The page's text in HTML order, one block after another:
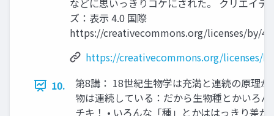
などに思いっきりコケにされた。 クリエイテ
ズ：表示 4.0 国際
https://creativecommons.org/licenses/by/
https://creativecommons.org/licenses/
10.
第8講： 18世紀生物学は充満と連続の原理が
物は連続している：だから生物種とかいろ
チキ！ • いろんな「種」とかははっきり差が